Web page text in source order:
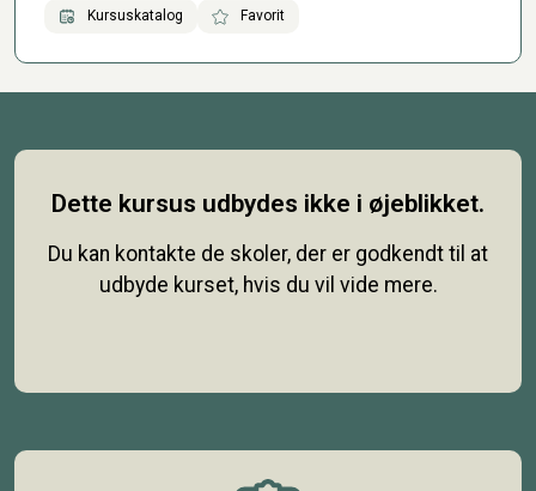
Kursuskatalog Favorit
Dette kursus udbydes ikke i øjeblikket.
Du kan kontakte de skoler, der er godkendt til at
udbyde kurset, hvis du vil vide mere.